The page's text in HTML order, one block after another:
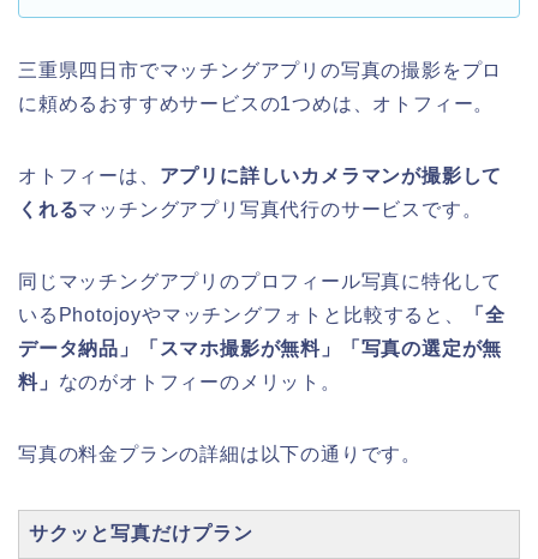
三重県四日市でマッチングアプリの写真の撮影をプロ
に頼めるおすすめサービスの1つめは、オトフィー。
オトフィーは、 アプリに詳しいカメラマンが撮影して
くれるマッチングアプリ写真代行のサービスです。
同じマッチングアプリのプロフィール写真に特化して
いるPhotojoyやマッチングフォトと比較すると、
「全
データ納品」「スマホ撮影が無料」「写真の選定が無
料」 なのがオトフィーのメリット。
写真の料金プランの詳細は以下の通りです。
サクッと写真だけプラン